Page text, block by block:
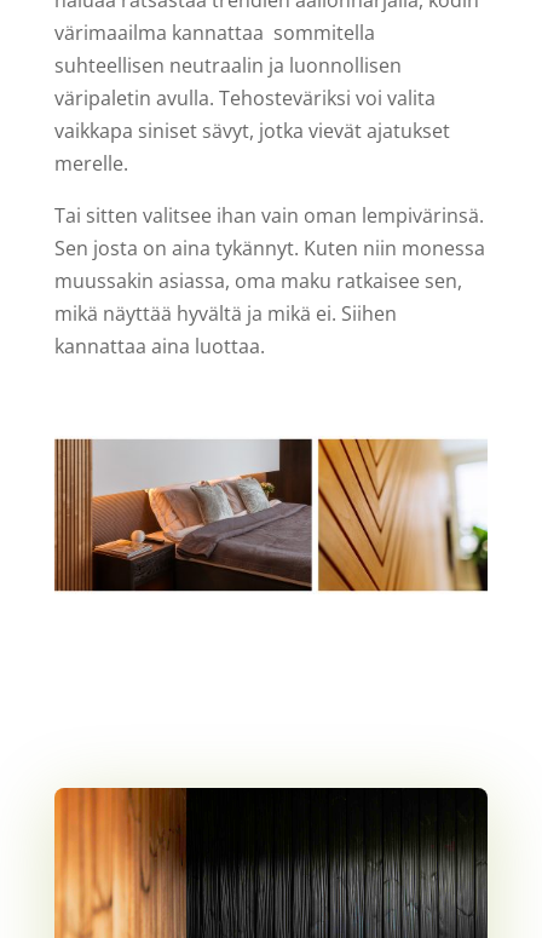
värimaailma kannattaa sommitella
suhteellisen neutraalin ja luonnollisen
väripaletin avulla. Tehosteväriksi voi valita
vaikkapa siniset sävyt, jotka vievät ajatukset
merelle.
Tai sitten valitsee ihan vain oman lempivärinsä.
Sen josta on aina tykännyt. Kuten niin monessa
muussakin asiassa, oma maku ratkaisee sen,
mikä näyttää hyvältä ja mikä ei. Siihen
kannattaa aina luottaa.